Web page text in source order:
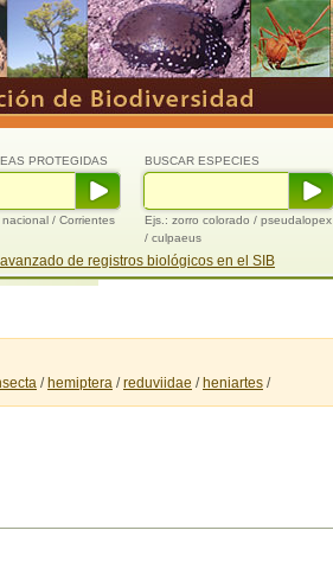
BUSCAR ESPECIES
Ejs.: zorro colorado / pseudalopex
/ culpaeus
PROTEGIDAS
/ Corrientes
de registros biológicos en el SIB
/ hemiptera /reduviidae / heniartes /